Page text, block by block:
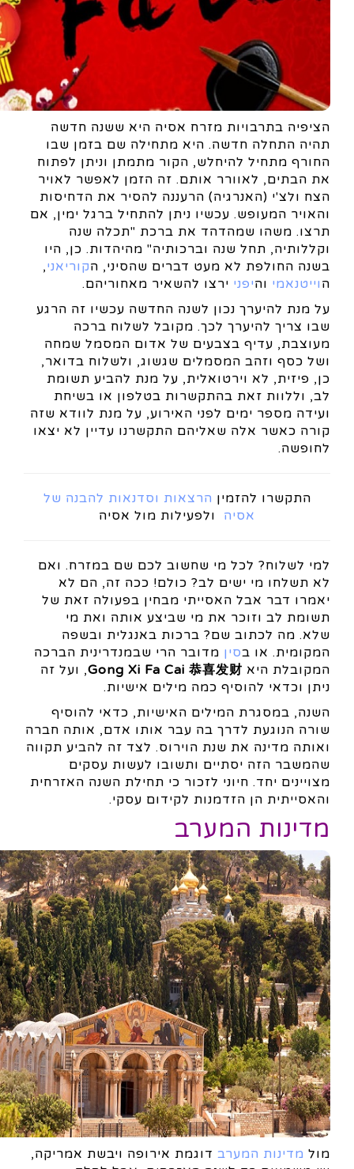
הציפיה בתרבויות מזרח אסיה היא ששנה חדשה
תהיה התחלה חדשה. היא מתחילה שם בזמן שבו
החורף מתחיל להיחלש, הקור מתמתן וניתן לפתוח
את הבתים, לאוורר אותם. זה הזמן לאפשר לאויר
הצח ולצ'י (האנרגיה) הרעננה להסיר את הדחיסות
והאויר המעופש. עכשיו ניתן להתחיל ברגל ימין, אם
תרצו. משהו שמהדהד את ברכת "תכלה שנה
וקללותיה, תחל שנה וברכותיה" מהיהדות. כן, היו
בשנה החולפת לא מעט דברים שהסיני, הקוריאני,
ה וייטנאמי והיפני ירצו להשאיר מאחוריהם.
על מנת להיערך נכון לשנה החדשה עכשיו זה הרגע
שבו צריך להיערך לכך. מקובל לשלוח ברכה
מעוצבת, עדיף בצבעים של אדום המסמל שמחה
ושל כסף וזהב המסמלים שגשוג, ולשלוח בדואר,
כן, פיזית, לא וירטואלית, על מנת להביע תשומת
לב, וללוות זאת בהתקשרות בטלפון או בשיחת
ועידה מספר ימים לפני האירוע, על מנת לוודא שזה
קורה כאשר אלה שאליהם התקשרנו עדיין לא יצאו
לחופשה.
התקשרו להזמין הרצאות וסדנאות להבנה של
אסיה ולפעילות מול אסיה
למי לשלוח? לכל מי שחשוב לכם שם במזרח. ואם
לא תשלחו מי ישים לב? כולם! ככה זה, הם לא
יאמרו דבר אבל האסייתי מבחין בפעולה זאת של
תשומת לב וזוכר את מי שביצע אותה ואת מי
שלא. מה לכתוב שם? ברכות באנגלית ובשפה
המקומית. או בסין מדובר הרי שבמנדרינית הברכה
המקובלת היא Gong Xi Fa Cai 恭喜发财, ועל זה
ניתן וכדאי להוסיף כמה מילים אישיות.
השנה, במסגרת המילים האישיות, כדאי להוסיף
שורה הנוגעת לדרך בה עבר אותו אדם, אותה חברה
ואותה מדינה את שנת הוירוס. לצד זה להביע תקווה
שהמשבר הזה יסתיים ותשובו לעשות עסקים
מצויינים יחד. חיוני לזכור כי תחילת השנה האזרחית
והאסייתית הן הזדמנות לקידום עסקי.
מדינות המערב
מול מדינות המערב דוגמת אירופה ויבשת אמריקה,